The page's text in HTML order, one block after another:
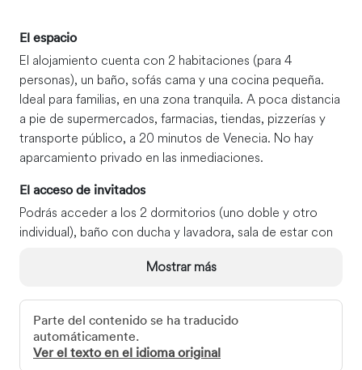
El espacio
El alojamiento cuenta con 2 habitaciones (para 4
personas), un baño, sofás cama y una cocina pequeña.
Ideal para familias, en una zona tranquila. A poca distancia
a pie de supermercados, farmacias, tiendas, pizzerías y
transporte público, a 20 minutos de Venecia. No hay
aparcamiento privado en las inmediaciones.
El acceso de invitados
Podrás acceder a los 2 dormitorios (uno doble y otro
individual), baño con ducha y lavadora, sala de estar con
microondas. Conexión wifi gratuita (consulta al hacer el
La interacción con los huéspedes
Nos encanta conocer a nuestros huéspedes y su país: les
recibirá un miembro de mi familia, una hermana o yo. Si lo
Mostrar más
Parte del contenido se ha traducido
automáticamente.
Ver el texto en el idioma original